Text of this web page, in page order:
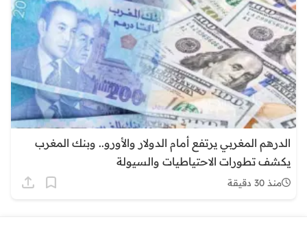
الدرهم المغربي يرتفع أمام الدولار والأورو.. وبنك المغرب
يكشف تطورات الاحتياطيات والسيولة
منذ 30 دقيقة